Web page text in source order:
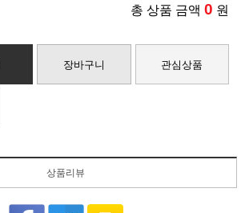
총 상품 금액 0 원
장바구니 관심상품
상품리뷰